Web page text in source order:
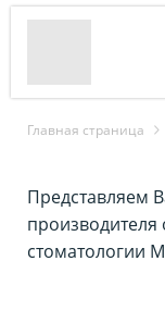
Главная страница
Представляем
стоматологии